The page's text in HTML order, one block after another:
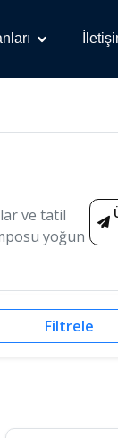
ve tatil
yoğun
Filtrele